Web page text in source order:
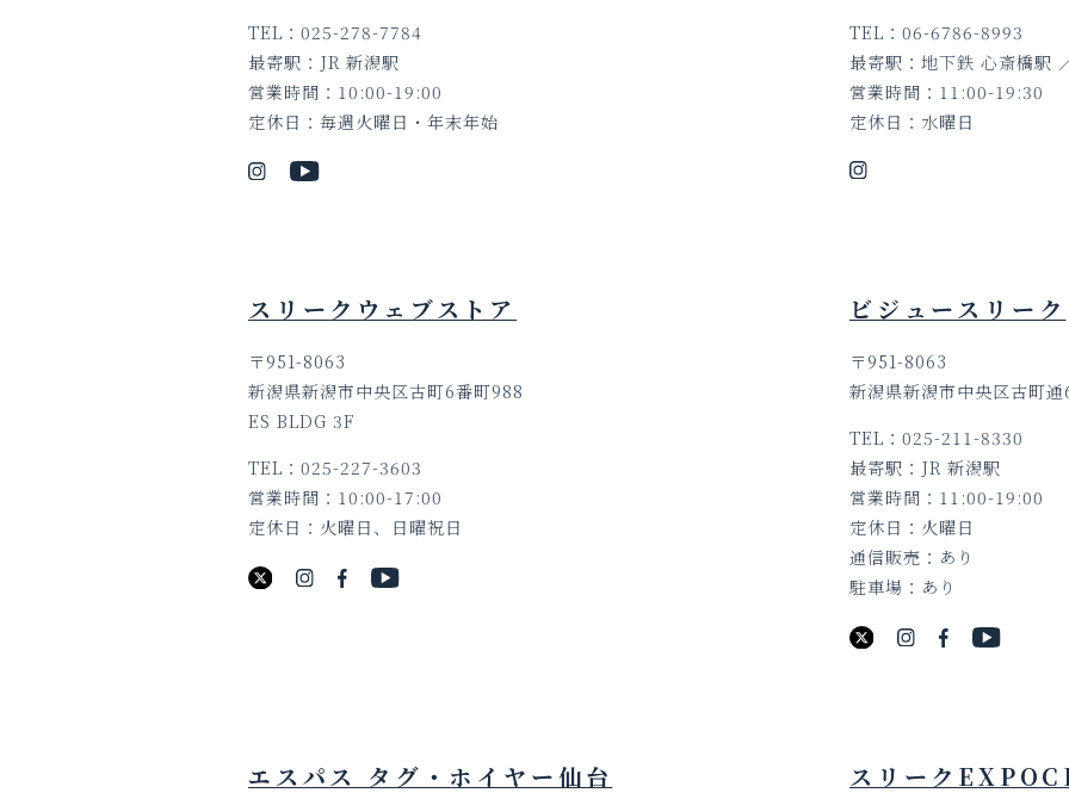
TEL
025-278-7784
最寄駅
JR 新潟駅
営業時間
10:00-19:00
定休日
毎週火曜日・年末年始
TEL
06-6786-8993
最寄駅
地下鉄 心斎橋駅
営業時間
11:00-19:30
定休日
水曜日
スリークウェブストア
〒951-8063
新潟県新潟市中央区古町6番町988
ES BLDG 3F
TEL
025-227-3603
営業時間
10:00-17:00
定休日
火曜日、日曜祝日
ビジュースリーク
〒951-8063
新潟県新潟市中央区古町
TEL
025-211-8330
最寄駅
JR 新潟駅
営業時間
11:00-19:00
定休日
火曜日
通信販売
あり
駐車場
あり
エスパス タグ・ホイヤー仙台 スリーク